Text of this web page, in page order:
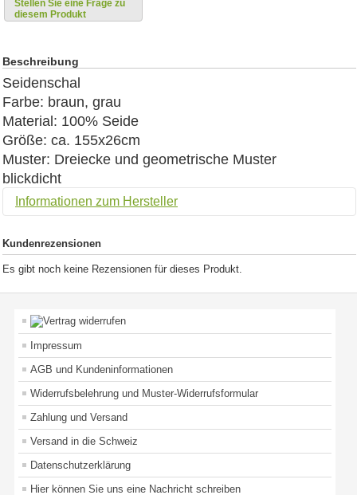
Stellen Sie eine Frage zu
diesem Produkt
Beschreibung
Seidenschal
Farbe: braun, grau
Material: 100% Seide
Größe: ca. 155x26cm
Muster: Dreiecke und geometrische Muster
blickdicht
Informationen zum Hersteller
Kundenrezensionen
Es gibt noch keine Rezensionen für dieses Produkt.
Impressum
AGB und Kundeninformationen
Widerrufsbelehrung und Muster-Widerrufsformular
Zahlung und Versand
Versand in die Schweiz
Datenschutzerklärung
Hier können Sie uns eine Nachricht schreiben